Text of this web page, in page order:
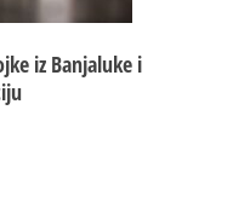
iz Banjaluke i